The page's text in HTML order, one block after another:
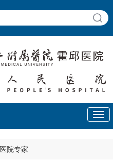
医院专家